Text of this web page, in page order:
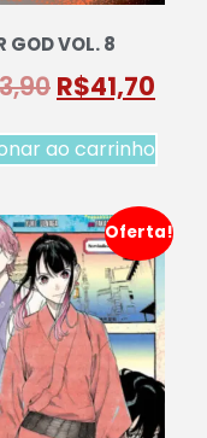
GOD VOL. 8
R$41,70
ao carrinho
Oferta!